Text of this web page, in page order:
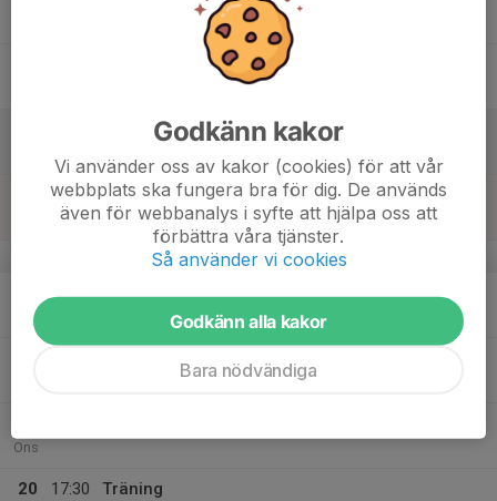
Svensk fastighetsförmedling plan
v.34
Mån
Ons
20
17:30
Träning
Godkänn kakor
Vi använder oss av kakor (cookies) för att vår
webbplats ska fungera bra för dig. De används
även för webbanalys i syfte att hjälpa oss att
förbättra våra tjänster.
Så använder vi cookies
Godkänn alla kakor
Bara nödvändiga